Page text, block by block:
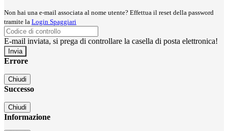
Non hai una e-mail associata al nome utente? Effettua il reset della password
tramite la Login Spaggiari
E-mail inviata, si prega di controllare la casella di posta elettronica!
Errore
Chiudi
Successo
Chiudi
Informazione